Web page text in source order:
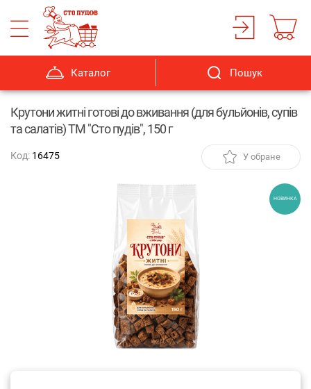
Каталог Пошук
Крутони житні готові до вживання (для бульйонів, супів
та салатів) ТМ "Сто пудів", 150 г
У обране
Код: 16475
НОВИНКА